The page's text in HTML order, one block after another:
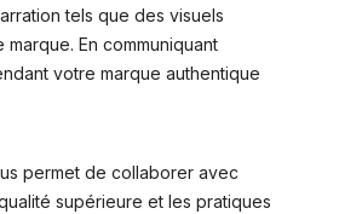
tels que des visuels
En communiquant
votre marque authentique
permet de collaborer avec
supérieure et les pratiques